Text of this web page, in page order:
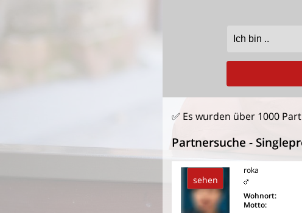
✅ Es wurden über 1000
Partnersuche -
sehen
roka
Wohnort:
Motto: